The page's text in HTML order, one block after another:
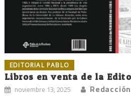
EDITORIAL PABLO
Libros en venta de la
noviembre 13, 2025